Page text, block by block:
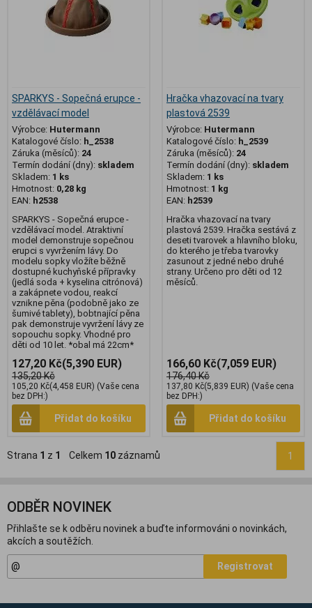
SPARKYS - Sopečná erupce -
vzdělávací model
Výrobce: Hutermann
Katalogové číslo: h_2538
Záruka (měsíců): 24
Termín dodání (dny): skladem
Skladem: 1 ks
Hmotnost: 0,28 kg
EAN: h2538
SPARKYS - Sopečná erupce -
vzdělávací model. Atraktivní
model demonstruje sopečnou
erupci s vyvržením lávy. Do
modelu sopky vložíte běžně
dostupné kuchyňské přípravky
(jedlá soda + kyselina citrónová)
a zakápnete vodou, reakcí
vznikne pěna (podobně jako ze
šumivé tablety), bobtnající pěna
pak demonstruje vyvržení lávy ze
sopouchu sopky. Vhodné pro
děti od 10 let. *obal má 22cm*
127,20 Kč(5,390 EUR)
135,20 Kč
105,20 Kč(4,458 EUR) (Vaše cena
bez DPH:)
Přidat do košíku
Hračka vhazovací na tvary
plastová 2539
Výrobce: Hutermann
Katalogové číslo: h_2539
Záruka (měsíců): 24
Termín dodání (dny): skladem
Skladem: 1 ks
Hmotnost: 1 kg
EAN: h2539
Hračka vhazovací na tvary
plastová 2539. Hračka sestává z
deseti tvarovek a hlavního bloku,
do kterého je třeba tvarovky
zasunout z jedné nebo druhé
strany. Určeno pro děti od 12
měsíců.
166,60 Kč(7,059 EUR)
176,40 Kč
137,80 Kč(5,839 EUR) (Vaše cena
bez DPH:)
Přidat do košíku
Strana 1 z 1 Celkem 10 záznamů 1
ODBĚR NOVINEK
Přihlašte se k odběru novinek a buďte informováni o novinkách,
akcích a soutěžích.
Registrovat